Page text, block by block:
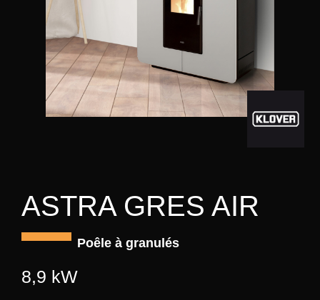
ASTRA GRES AIR
Poêle à granulés
8,9 kW